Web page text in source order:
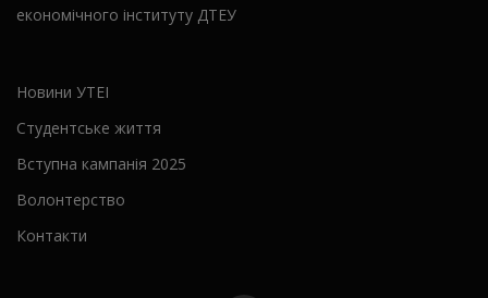
економічного інституту ДТЕУ
Новини УТЕІ
Студентське життя
Вступна кампанія 2025
Волонтерство
Контакти